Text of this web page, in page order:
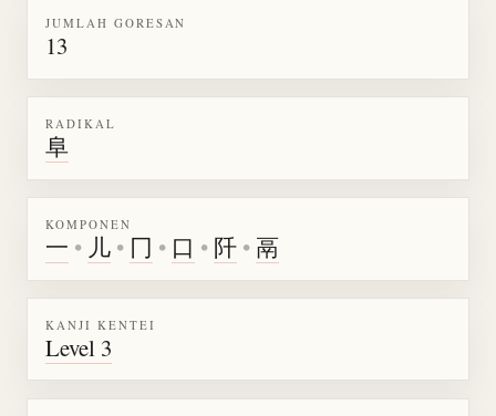
JUMLAH GORESAN
13
RADIKAL
阜
KOMPONEN
一 • 儿 • 冂 • 口 • 阡 • 鬲
KANJI KENTEI
Level 3